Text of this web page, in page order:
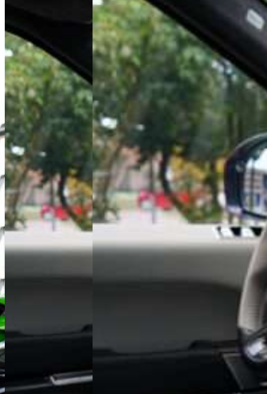
Asystent Działu Handlowego
+48 61 677 50 60
Zadzwoń
d.lochynski@karlik.poznan.pl